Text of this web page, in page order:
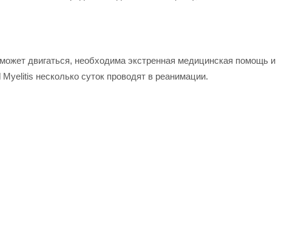
двигаться, необходима экстренная медицинская помощь и
несколько суток проводят в реанимации.